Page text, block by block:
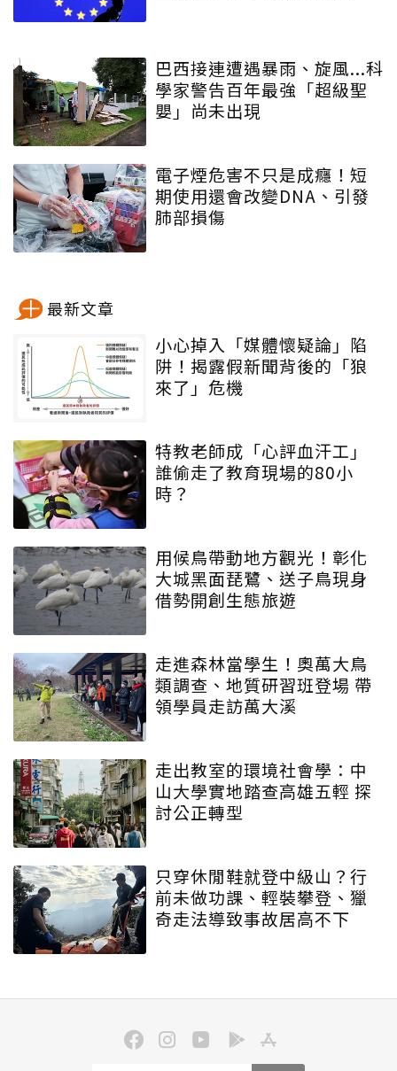
巴西接連遭遇暴雨、旋風...科
學家警告百年最強「超級聖
嬰」尚未出現
電子煙危害不只是成癮！短
期使用還會改變DNA、引發
肺部損傷
最新文章
小心掉入「媒體懷疑論」陷
阱！揭露假新聞背後的「狼
來了」危機
特教老師成「心評血汗工」
誰偷走了教育現場的80小
時？
用候鳥帶動地方觀光！彰化
大城黑面琵鷺、送子鳥現身
借勢開創生態旅遊
走進森林當學生！奧萬大鳥
類調查、地質研習班登場 帶
領學員走訪萬大溪
走出教室的環境社會學：中
山大學實地踏查高雄五輕 探
討公正轉型
只穿休閒鞋就登中級山？行
前未做功課、輕裝攀登、獵
奇走法導致事故居高不下